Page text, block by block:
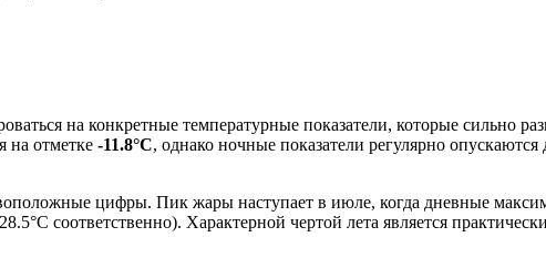
на конкретные температурные показатели, которые сильно
на отметке -11.8°C, однако ночные показатели регулярно опускаются
цифры. Пик жары наступает в июле, когда дневные
соответственно). Характерной чертой лета является